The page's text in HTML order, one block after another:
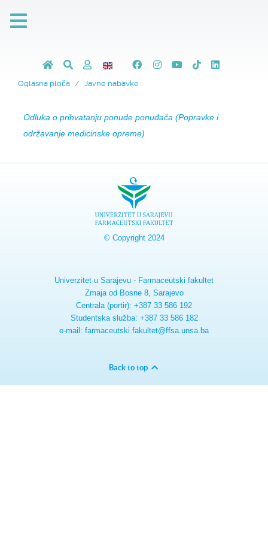
Oglasna ploča Javne nabavke
Odluka o prihvatanju ponude ponuđača (Popravke i
održavanje medicinske opreme)
© Copyright 2024
Univerzitet u Sarajevu - Farmaceutski fakultet
Zmaja od Bosne 8, Sarajevo
Centrala (portir): +387 33 586 192
Studentska služba: +387 33 586 182
e-mail: farmaceutski.fakultet@ffsa.unsa.ba
Back to top